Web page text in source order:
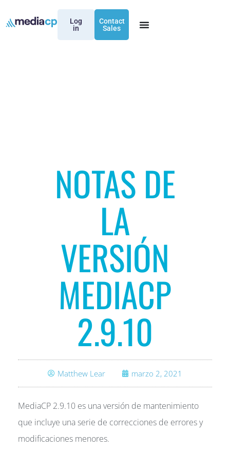
Log
in
Contact
Sales
NOTAS DE
LA
VERSIÓN
MEDIACP
2.9.10
Matthew Lear marzo 2, 2021
MediaCP 2.9.10 es una versión de mantenimiento
que incluye una serie de correcciones de errores y
modificaciones menores.